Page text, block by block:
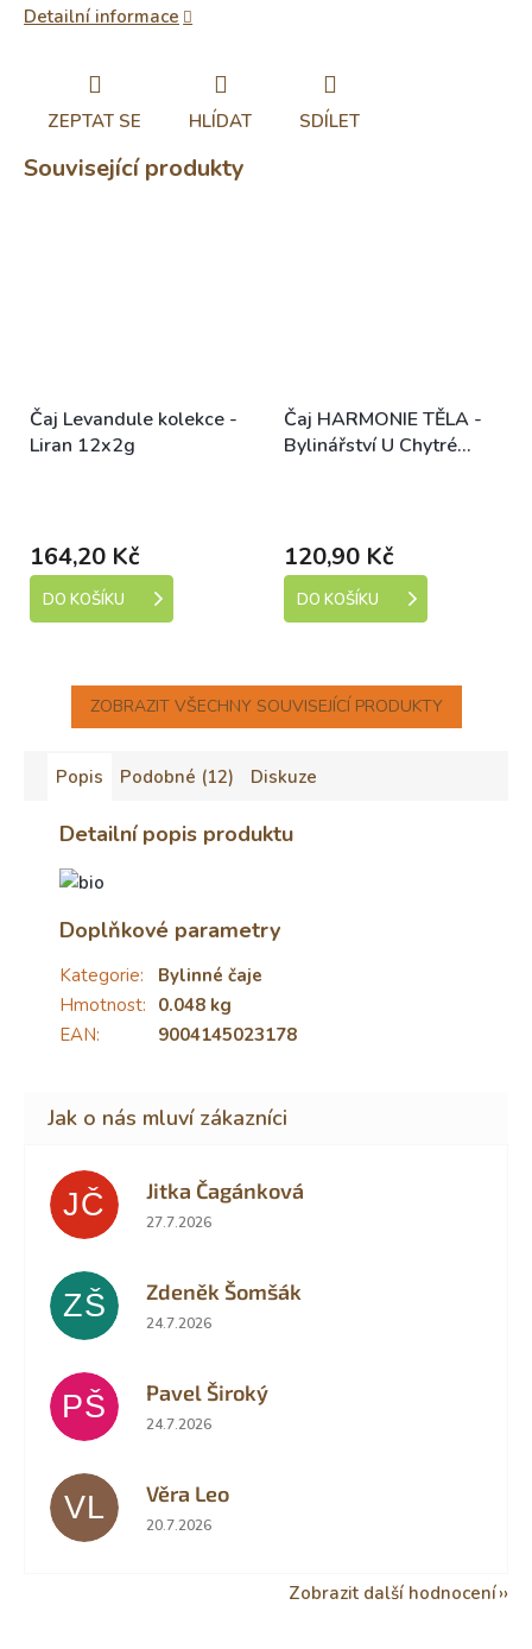
Detailní informace
ZEPTAT SE HLÍDAT SDÍLET
Související produkty
Čaj Levandule kolekce -
Liran 12x2g
164,20 Kč
DO KOŠÍKU
Čaj HARMONIE TĚLA -
Bylinářství U Chytré
120,90 Kč
DO KOŠÍKU
ZOBRAZIT VŠECHNY SOUVISEJÍCÍ PRODUKTY
Popis Podobné (12) Diskuze
Detailní popis produktu
Doplňkové parametry
Kategorie:
Bylinné čaje
Hmotnost: 0.048 kg
EAN: 9004145023178
JČ Jitka Čagánková
Hodnocení obchodu je 5 z 5 hvězdiček.
27.7.2026
ZŠ Zdeněk Šomšák
Hodnocení obchodu je 5 z 5 hvězdiček.
24.7.2026
PŠ Pavel Široký
Hodnocení obchodu je 5 z 5 hvězdiček.
24.7.2026
VL Věra Leo
Hodnocení obchodu je 5 z 5 hvězdiček.
20.7.2026
Zobrazit další hodnocení